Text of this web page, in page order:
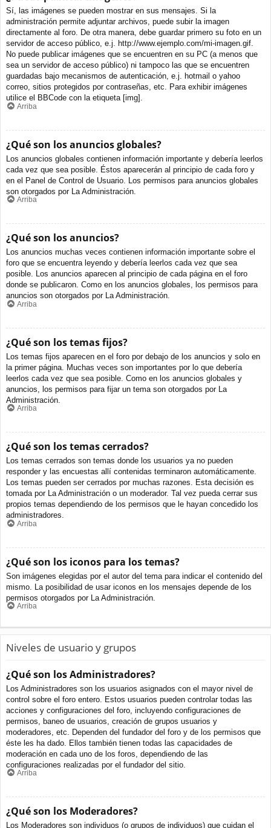
Sí, las imágenes se pueden mostrar en sus mensajes. Si la
administración permite adjuntar archivos, puede subir la imagen
directamente al foro. De otra manera, debe guardar primero su foto en un
servidor de acceso público, e.j. http://www.ejemplo.com/mi-imagen.gif.
No puede publicar imágenes que se encuentren en su PC (a menos que
sea un servidor de acceso público) ni tampoco las que se encuentren
guardadas bajo mecanismos de autenticación, e.j. hotmail o yahoo
correo, sitios protegidos por contraseñas, etc. Para exhibir imágenes
utilice el BBCode con la etiqueta [img].
Arriba
¿Qué son los anuncios globales?
Los anuncios globales contienen información importante y debería leerlos
cada vez que sea posible. Éstos aparecerán al principio de cada foro y
en el Panel de Control de Usuario. Los permisos para anuncios globales
son otorgados por La Administración.
Arriba
¿Qué son los anuncios?
Los anuncios muchas veces contienen información importante sobre el
foro que se encuentra leyendo y debería leerlos cada vez que sea
posible. Los anuncios aparecen al principio de cada página en el foro
donde se publicaron. Como en los anuncios globales, los permisos para
anuncios son otorgados por La Administración.
Arriba
¿Qué son los temas fijos?
Los temas fijos aparecen en el foro por debajo de los anuncios y solo en
la primer página. Muchas veces son importantes por lo que debería
leerlos cada vez que sea posible. Como en los anuncios globales y
anuncios, los permisos para fijar un tema son otorgados por La
Administración.
Arriba
¿Qué son los temas cerrados?
Los temas cerrados son temas donde los usuarios ya no pueden
responder y las encuestas allí contenidas terminaron automáticamente.
Los temas pueden ser cerrados por muchas razones. Esta decisión es
tomada por La Administración o un moderador. Tal vez pueda cerrar sus
propios temas dependiendo de los permisos que le hayan concedido los
administradores.
Arriba
¿Qué son los iconos para los temas?
Son imágenes elegidas por el autor del tema para indicar el contenido del
mismo. La posibilidad de usar iconos en los mensajes depende de los
permisos otorgados por La Administración.
Arriba
Niveles de usuario y grupos
¿Qué son los Administradores?
Los Administradores son los usuarios asignados con el mayor nivel de
control sobre el foro entero. Estos usuarios pueden controlar todas las
acciones y configuraciones del foro, incluyendo configuraciones de
permisos, baneo de usuarios, creación de grupos usuarios y
moderadores, etc. Dependen del fundador del foro y de los permisos que
éste les ha dado. Ellos también tienen todas las capacidades de
moderación en cada uno de los foros, dependiendo de las
configuraciones realizadas por el fundador del sitio.
Arriba
¿Qué son los Moderadores?
Los Moderadores son individuos (o grupos de individuos) que cuidan el